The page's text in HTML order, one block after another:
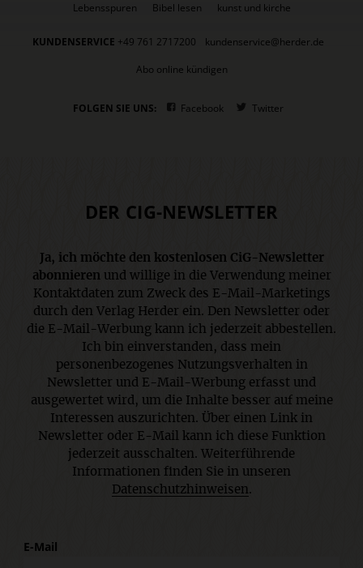
Lebensspuren
Bibel lesen kunst und kirche
KUNDENSERVICE +49 761 2717200
kundenservice@herder.de
Abo online kündigen
FOLGEN SIE UNS: Facebook Twitter
DER CIG-NEWSLETTER
Ja, ich möchte den kostenlosen CiG-Newsletter
abonnieren und willige in die Verwendung meiner
Kontaktdaten zum Zweck des E-Mail-Marketings
durch den Verlag Herder ein. Den Newsletter oder
die E-Mail-Werbung kann ich jederzeit abbestellen.
Ich bin einverstanden, dass mein
personenbezogenes Nutzungsverhalten in
Newsletter und E-Mail-Werbung erfasst und
ausgewertet wird, um die Inhalte besser auf meine
Interessen auszurichten. Über einen Link in
Newsletter oder E-Mail kann ich diese Funktion
jederzeit ausschalten. Weiterführende
Informationen finden Sie in unseren
Datenschutzhinweisen .
E-Mail